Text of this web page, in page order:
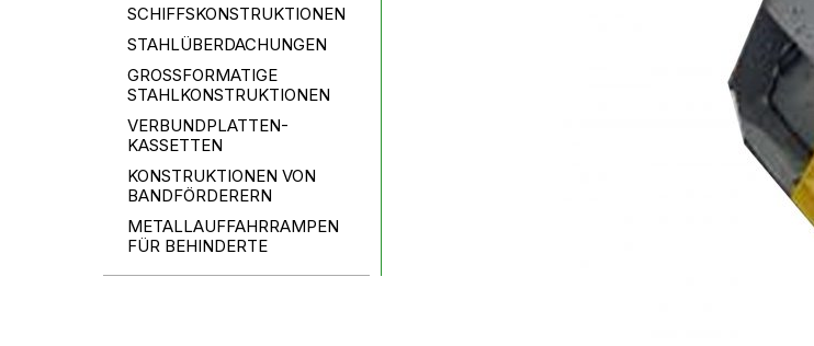
SCHIFFSKONSTRUKTIONEN
STAHLÜBERDACHUNGEN
GROSSFORMATIGE
STAHLKONSTRUKTIONEN
VERBUNDPLATTEN-
KASSETTEN
KONSTRUKTIONEN VON
BANDFÖRDERERN
METALLAUFFAHRRAMPEN
FÜR BEHINDERTE